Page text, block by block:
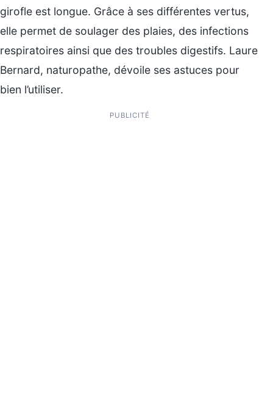
girofle est longue. Grâce à ses différentes vertus,
elle permet de soulager des plaies, des infections
respiratoires ainsi que des troubles digestifs. Laure
Bernard, naturopathe, dévoile ses astuces pour
bien l’utiliser.
PUBLICITÉ